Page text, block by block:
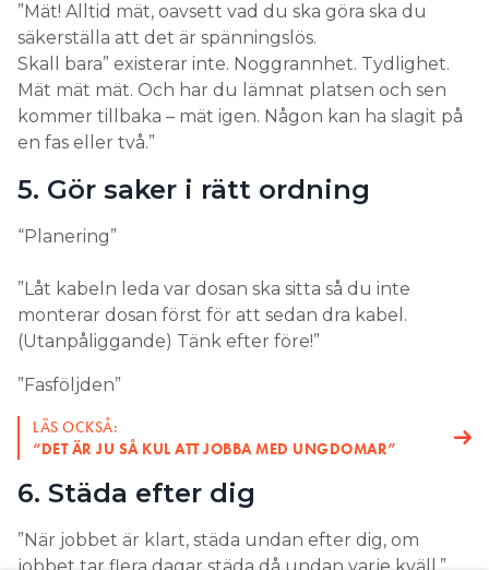
”Mät! Alltid mät, oavsett vad du ska göra ska du
säkerställa att det är spänningslös.
Skall bara” existerar inte. Noggrannhet. Tydlighet.
Mät mät mät. Och har du lämnat platsen och sen
kommer tillbaka – mät igen. Någon kan ha slagit på
en fas eller två.”
5. Gör saker i rätt ordning
“Planering”
”Låt kabeln leda var dosan ska sitta så du inte
monterar dosan först för att sedan dra kabel.
(Utanpåliggande) Tänk efter före!”
”Fasföljden”
LÄS OCKSÅ:
“DET ÄR JU SÅ KUL ATT JOBBA MED UNGDOMAR”
6. Städa efter dig
”När jobbet är klart, städa undan efter dig, om